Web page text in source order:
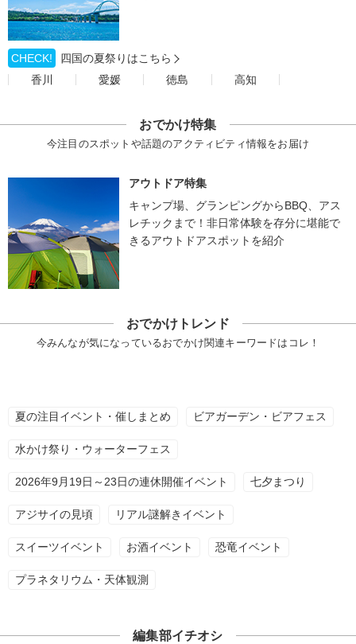
CHECK!
四国の夏祭りはこちら
香川
愛媛 徳島 高知
おでかけ特集
今注目のスポットや話題のアクティビティ情報をお届け
アウトドア特集
キャンプ場、グランピングからBBQ、アス
レチックまで！非日常体験を存分に堪能で
きるアウトドアスポットを紹介
おでかけトレンド
今みんなが気になっているおでかけ関連キーワードはコレ！
夏の注目イベント・催しまとめ ビアガーデン・ビアフェス
水かけ祭り・ウォーターフェス
2026年9月19日～23日の連休開催イベント 七夕まつり
アジサイの見頃 リアル謎解きイベント
スイーツイベント お酒イベント 恐竜イベント
プラネタリウム・天体観測
編集部イチオシ